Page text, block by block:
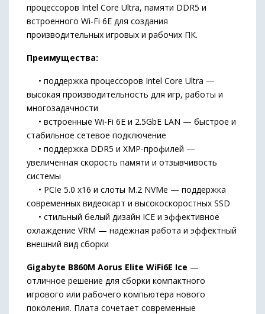
процессоров Intel Core Ultra, памяти DDR5 и
встроенного Wi-Fi 6E для создания
производительных игровых и рабочих ПК.
Преимущества:
• поддержка процессоров Intel Core Ultra —
высокая производительность для игр, работы и
многозадачности
• встроенные Wi-Fi 6E и 2.5GbE LAN — быстрое и
стабильное сетевое подключение
• поддержка DDR5 и XMP-профилей —
увеличенная скорость памяти и отзывчивость
системы
• PCIe 5.0 x16 и слоты M.2 NVMe — поддержка
современных видеокарт и высокоскоростных SSD
• стильный белый дизайн ICE и эффективное
охлаждение VRM — надёжная работа и эффектный
внешний вид сборки
Gigabyte B860M Aorus Elite WiFi6E Ice —
отличное решение для сборки компактного
игрового или рабочего компьютера нового
поколения. Плата сочетает современные